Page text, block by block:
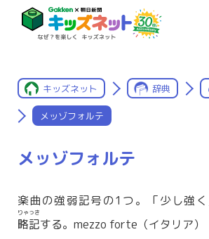
キッズネット 辞典
メッゾフォルテ
メッゾフォルテ
楽曲の強弱記号の1つ。「少し強く
略記
りゃっき
する。mezzo forte（イタリア）